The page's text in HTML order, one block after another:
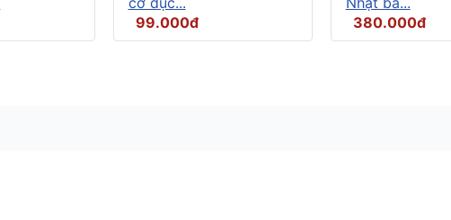
99.000đ
380.000đ